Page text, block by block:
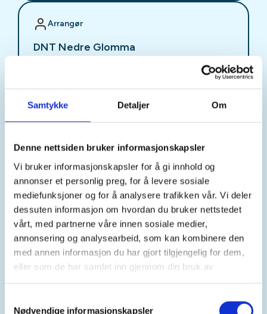
Samtykke Detaljer Om
Denne nettsiden bruker informasjonskapsler
Vi bruker informasjonskapsler for å gi innhold og
annonser et personlig preg, for å levere sosiale
mediefunksjoner og for å analysere trafikken vår. Vi deler
dessuten informasjon om hvordan du bruker nettstedet
vårt, med partnerne våre innen sosiale medier,
annonsering og analysearbeid, som kan kombinere den
med annen informasjon du har gjort tilgjengelig for dem,
eller som de har samlet inn gjennom din bruk av
Nødvendige informasjonskapsler
Arrangør
DNT Nedre Glomma
sissel.leister@gmail.com
Lengter du ut i skogen, men er under opptrening
eller kan ikke lenger gå så fort som tidligere?
Har du lyst på godt turselskap?
Hver mandag kl. 11 går vi fra parkeringsplassen ved
Stjernehallen i Fredrikstadmarka; en turgruppe
km.